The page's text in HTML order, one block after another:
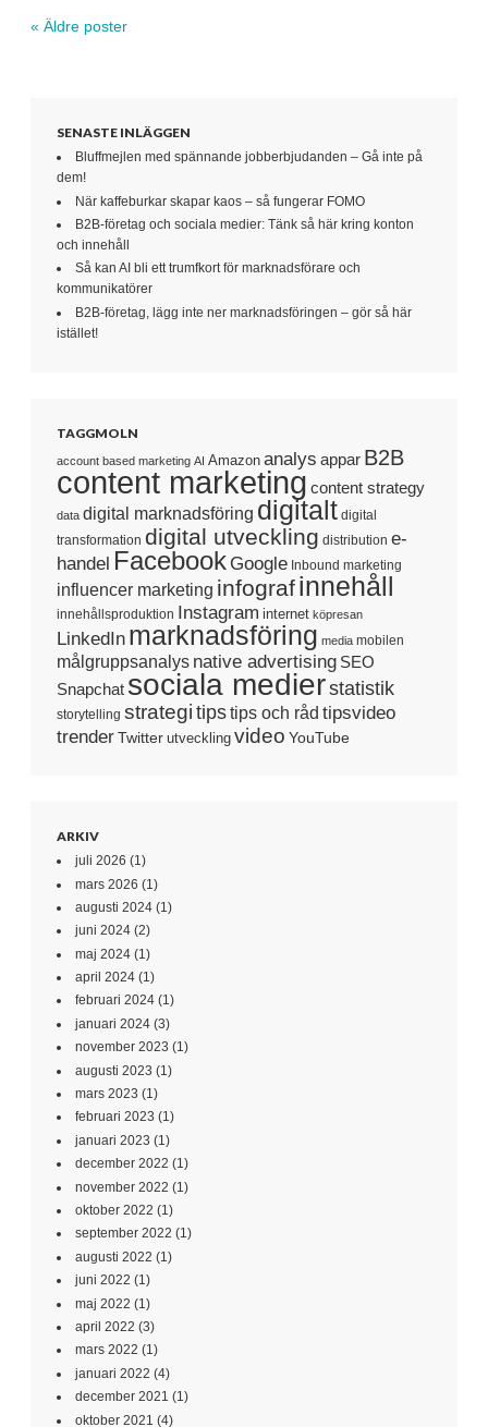
« Äldre poster
SENASTE INLÄGGEN
Bluffmejlen med spännande jobberbjudanden – Gå inte på
dem!
När kaffeburkar skapar kaos – så fungerar FOMO
B2B-företag och sociala medier: Tänk så här kring konton
och innehåll
Så kan AI bli ett trumfkort för marknadsförare och
kommunikatörer
B2B-företag, lägg inte ner marknadsföringen – gör så här
istället!
TAGGMOLN
account based marketing AI Amazon analys appar B2B
content marketing content strategy
data digital marknadsföring digitalt digital
transformation digital utveckling distribution e-
handel Facebook Google Inbound marketing
influencer marketing infografinnehåll
innehållsproduktion Instagram internet köpresan
LinkedIn marknadsföring media mobilen
målgruppsanalys native advertising SEO
Snapchat sociala medierstatistik
storytelling strategi tipstips och råd tipsvideo
trenderTwitter utveckling video YouTube
ARKIV
juli 2026 (1)
mars 2026 (1)
augusti 2024 (1)
juni 2024 (2)
maj 2024 (1)
april 2024 (1)
februari 2024 (1)
januari 2024 (3)
november 2023 (1)
augusti 2023 (1)
mars 2023 (1)
februari 2023 (1)
januari 2023 (1)
december 2022 (1)
november 2022 (1)
oktober 2022 (1)
september 2022 (1)
augusti 2022 (1)
juni 2022 (1)
maj 2022 (1)
april 2022 (3)
mars 2022 (1)
januari 2022 (4)
december 2021 (1)
oktober 2021 (4)